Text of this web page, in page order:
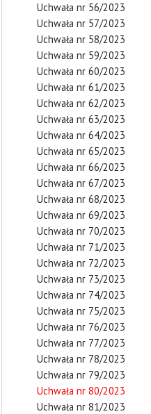
Uchwała nr 56/2023
Uchwała nr 57/2023
Uchwała nr 58/2023
Uchwała nr 59/2023
Uchwała nr 60/2023
Uchwała nr 61/2023
Uchwała nr 62/2023
Uchwała nr 63/2023
Uchwała nr 64/2023
Uchwała nr 65/2023
Uchwała nr 66/2023
Uchwała nr 67/2023
Uchwała nr 68/2023
Uchwała nr 69/2023
Uchwała nr 70/2023
Uchwała nr 71/2023
Uchwała nr 72/2023
Uchwała nr 73/2023
Uchwała nr 74/2023
Uchwała nr 75/2023
Uchwała nr 76/2023
Uchwała nr 77/2023
Uchwała nr 78/2023
Uchwała nr 79/2023
Uchwała nr 80/2023
Uchwała nr 81/2023